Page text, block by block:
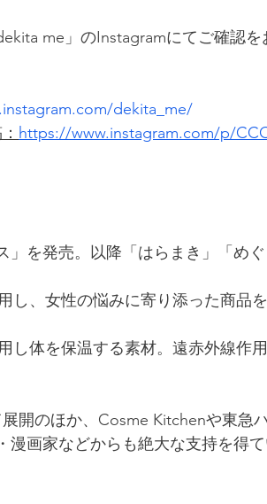
me」のInstagramにてご確認を
dekita_me/
https://www.instagram.com/p/
」を発売。以降「はらまき」「め
、女性の悩みに寄り添った商品
し体を保温する素材。遠赤外線作
開のほか、Cosme Kitchenや東急
画家などからも絶大な支持を得て